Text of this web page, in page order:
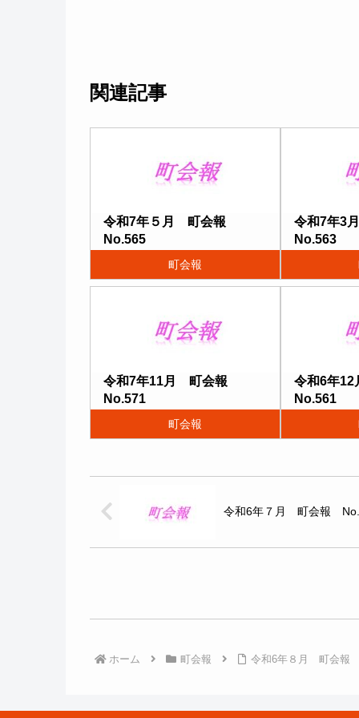
関連記事
町会報
令和7年５月 町会報
No.565
令和7年
No.563
町会報
令和7年11月 町会報
No.571
令和6年
No.561
令和6年７月 町会報
ホーム 町会報 令和6年８月 町会報